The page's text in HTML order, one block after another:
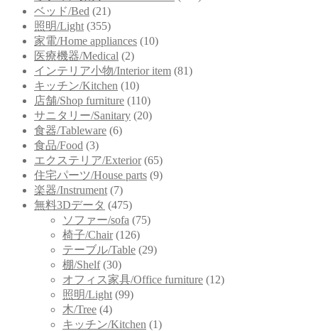
ベッド/Bed (21)
照明/Light (355)
家電/Home appliances (10)
医療機器/Medical (2)
インテリア小物/Interior item (81)
キッチン/Kitchen (10)
店舗/Shop furniture (110)
サニタリー/Sanitary (20)
食器/Tableware (6)
食品/Food (3)
エクステリア/Exterior (65)
住宅パーツ/House parts (9)
楽器/Instrument (7)
無料3Dデータ (475)
ソファー/sofa (75)
椅子/Chair (126)
テーブル/Table (29)
棚/Shelf (30)
オフィス家具/Office furniture (12)
照明/Light (99)
木/Tree (4)
キッチン/Kitchen (1)